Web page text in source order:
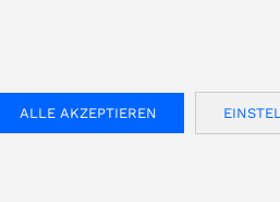
PRODUKTE KONTAKT
ALLE AKZEPTIEREN